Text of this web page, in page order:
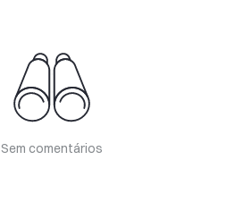
Sem comentários